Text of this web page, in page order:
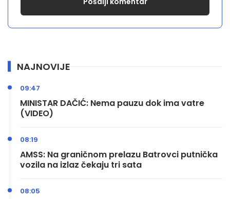
NAJNOVIJE
MINISTAR DAČIĆ: Nema pauzu dok ima vatre
(VIDEO)
09:47
AMSS: Na graničnom prelazu Batrovci putnička
vozila na izlaz čekaju tri sata
08:19
08:05